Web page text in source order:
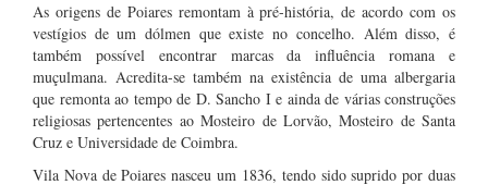
As origens de Poiares remontam à pré-história, de acordo com os
vestígios de um dólmen que existe no concelho. Além disso, é
também possível encontrar marcas da influência romana e
muçulmana. Acredita-se também na existência de uma albergaria
que remonta ao tempo de D. Sancho I e ainda de várias construções
religiosas pertencentes ao Mosteiro de Lorvão, Mosteiro de Santa
Cruz e Universidade de Coimbra.
Vila Nova de Poiares nasceu um 1836, tendo sido suprido por duas